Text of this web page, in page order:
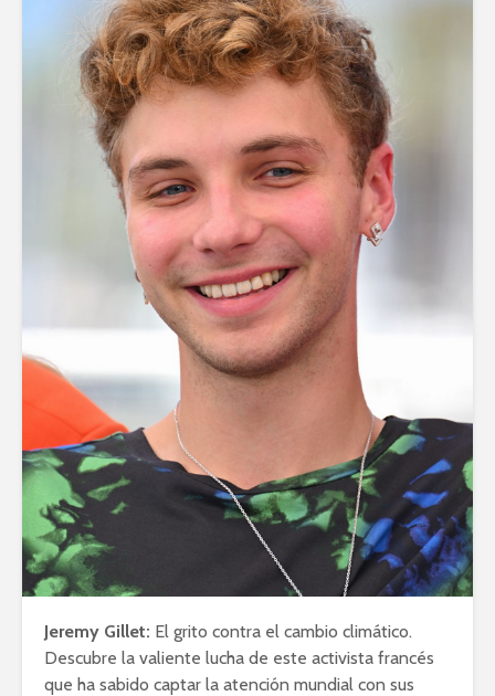
Jeremy Gillet: El grito contra el cambio climático.
Descubre la valiente lucha de este activista francés
que ha sabido captar la atención mundial con sus